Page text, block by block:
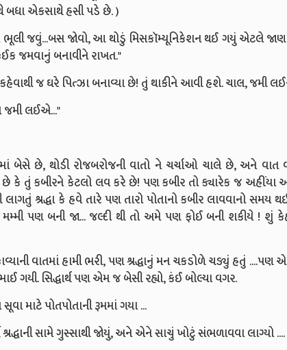
બધા એકસાથે હસી પડે છે. )
ભૂલી જવું...બસ જોવો, આ થોડું મિસકૉમ્યૂનિકેશન થઈ ગયું એટલે
જમવાનું બનાવીને રાખત."
જ ઘરે પિત્ઝા બનાવ્યા છે! તું થાકીને આવી હશે. ચાલ, જમી
જમી લઈએ..."
બેસે છે, થોડી રોજબરોજની વાતો ને ચર્ચાઓ ચાલે છે, અને વાત
છે કે તું કબીરને કેટલો લવ કરે છે! પણ કબીર તો ક્યારેક જ
શ્રદ્ધા કે હવે તારે પણ તારો પોતાનો કબીર લાવવાનો સમય
પણ બની જા... જલ્દી થી તો અમે પણ ફોઈ બની શકીયે ! શું
વાતમાં હામી ભરી, પણ શ્રદ્ધાનું મન ચકડોળે ચડ્યું હતું ....પણ
ગયી. સિદ્ધાર્થ પણ એમ જ બેસી રહ્યો, કંઈ બોલ્યા વગર.
માટે પોતપોતાની રૂમમાં ગયા ...
શ્રદ્ધાની સામે ગુસ્સાથી જોયું, અને એને સાચું ખોટું સંભળાવવા લાગ્યો ....